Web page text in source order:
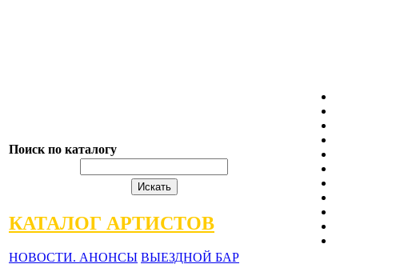
Поиск по каталогу
КАТАЛОГ АРТИСТОВ
НОВОСТИ. АНОНСЫ ВЫЕЗДНОЙ БАР